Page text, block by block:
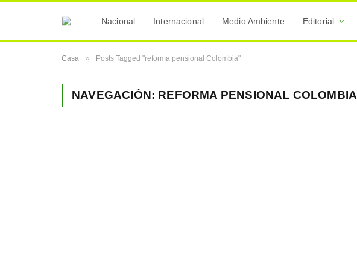
Nacional Internacional Medio Ambiente Editorial
Casa » Posts Tagged "reforma pensional Colombia"
NAVEGACIÓN: REFORMA PENSIONAL COLOMBIA